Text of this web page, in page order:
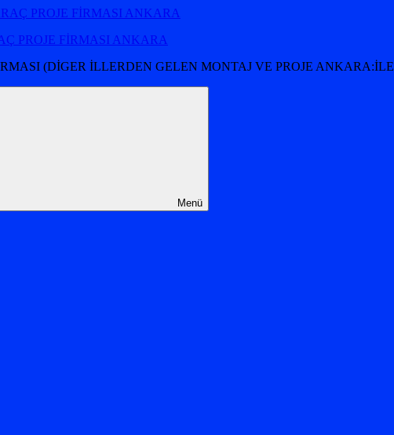
PROJE FİRMASI ANKARA
(DİGER İLLERDEN GELEN MONTAJ VE PROJE
Menü